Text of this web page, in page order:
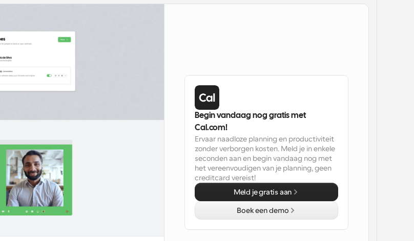
Begin vandaag nog gratis met
Cal.com!
Ervaar naadloze planning en productiviteit
zonder verborgen kosten. Meld je in enkele
seconden aan en begin vandaag nog met
het vereenvoudigen van je planning, geen
creditcard vereist!
Meld je gratis aan
Boek een demo